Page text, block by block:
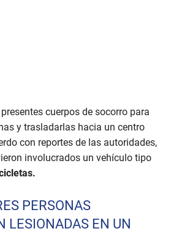
cuerpos de socorro para
y trasladarlas hacia un centro
con reportes de las autoridades,
involucrados un vehículo tipo
PERSONAS
LESIONADAS EN UN